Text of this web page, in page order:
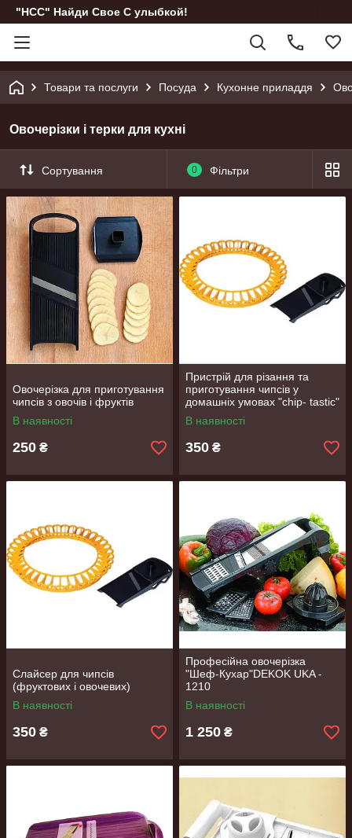
"НСС" Найди Свое С улыбкой!
Товари та послуги Посуда Кухонне приладдя
Овочерізки і терки для кухні
Сортування 0 Фільтри
Овочерізка для приготування
чипсів з овочів і фруктів
В наявності
250 ₴
Пристрій для різання та
приготування чипсів у
домашніх умовах "chip- tastic"
В наявності
350 ₴
Слайсер для чипсів
(фруктових і овочевих)
В наявності
350 ₴
Професійна овочерізка
"Шеф-Кухар"DEKOK UKA -
1210
В наявності
1 250 ₴